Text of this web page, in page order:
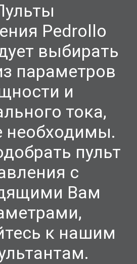
Pedrollo
выбирать
параметров
и
тока,
необходимы.
пульт
с
Вам
к нашим
ам.